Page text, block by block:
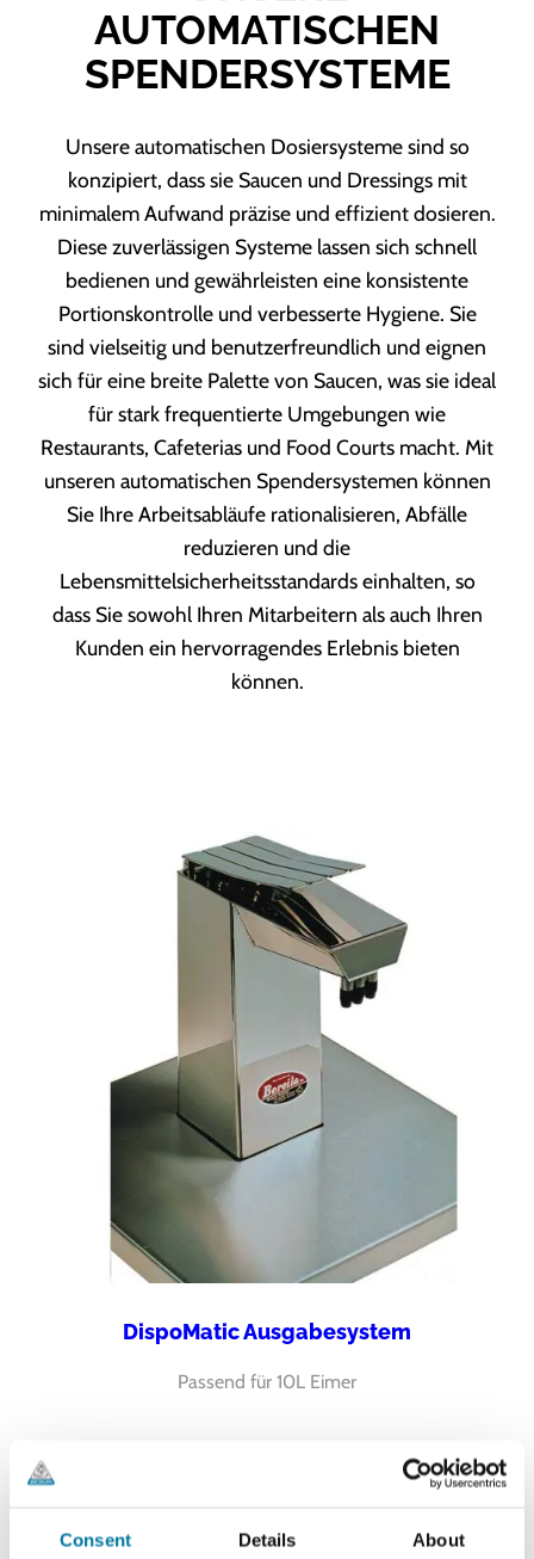
Consent Details About
AUTOMATISCHEN
SPENDERSYSTEME
Unsere automatischen Dosiersysteme sind so
konzipiert, dass sie Saucen und Dressings mit
minimalem Aufwand präzise und effizient dosieren.
Diese zuverlässigen Systeme lassen sich schnell
bedienen und gewährleisten eine konsistente
Portionskontrolle und verbesserte Hygiene. Sie
sind vielseitig und benutzerfreundlich und eignen
sich für eine breite Palette von Saucen, was sie ideal
für stark frequentierte Umgebungen wie
Restaurants, Cafeterias und Food Courts macht. Mit
unseren automatischen Spendersystemen können
Sie Ihre Arbeitsabläufe rationalisieren, Abfälle
reduzieren und die
Lebensmittelsicherheitsstandards einhalten, so
dass Sie sowohl Ihren Mitarbeitern als auch Ihren
Kunden ein hervorragendes Erlebnis bieten
können.
DispoMatic Ausgabesystem
Passend für 10L Eimer